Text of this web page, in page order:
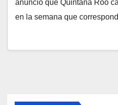
anunció que Quintana Roo
en la semana que